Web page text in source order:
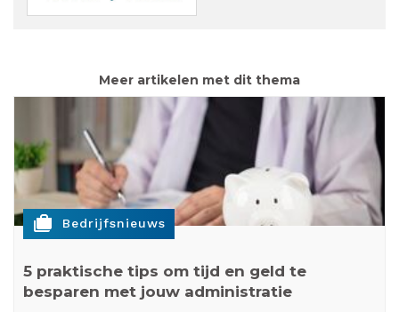
Meer artikelen met dit thema
cases Bedrijfsnieuws
5 praktische tips om tijd en geld te
besparen met jouw administratie